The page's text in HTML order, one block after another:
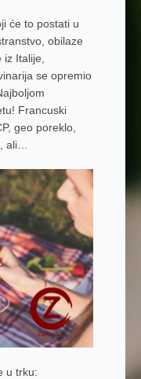
će to postati u
obilaze
Italije,
se opremio
Francuski
geo poreklo,
ali…
u trku: